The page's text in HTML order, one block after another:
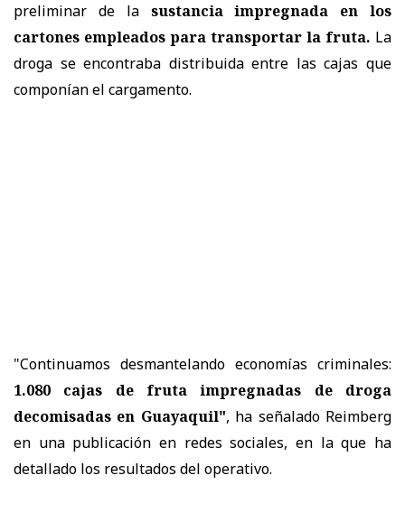
preliminar de lasustancia impregnada en los
cartones empleados para transportar la fruta. La
droga se encontraba distribuida entre las cajas que
componían el cargamento.
"Continuamos desmantelando economías criminales:
1.080 cajas de fruta impregnadas de droga
decomisadas en Guayaquil", ha señalado Reimberg
en una publicación en redes sociales, en la que ha
detallado los resultados del operativo.